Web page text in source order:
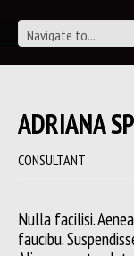
ADRIANA
CONSULTANT
Nulla facilisi.
faucibu.